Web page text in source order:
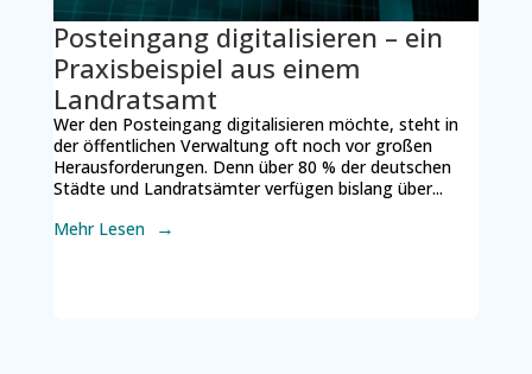
Posteingang digitalisieren – ein
Praxisbeispiel aus einem
Landratsamt
Wer den Posteingang digitalisieren möchte, steht in
der öffentlichen Verwaltung oft noch vor großen
Herausforderungen. Denn über 80 % der deutschen
Städte und Landratsämter verfügen bislang über...
Mehr Lesen